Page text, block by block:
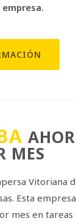
MES
Vitoriana
Esta empresa
mes en tareas